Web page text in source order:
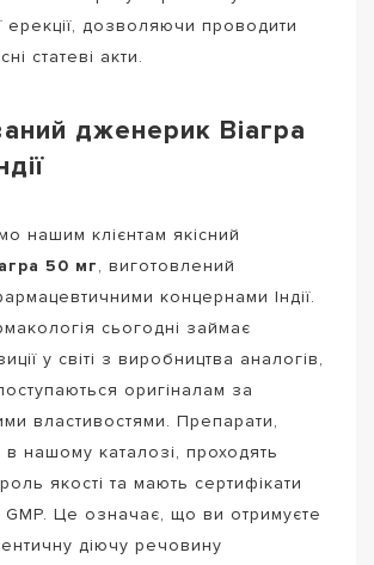
ерекції, дозволяючи проводити
статеві акти.
дженерик Віагра
нашим клієнтам якісний
50 мг, виготовлений
концернами Індії.
сьогодні займає
у світі з виробництва аналогів,
оригіналам за
властивостями. Препарати,
в нашому каталозі, проходять
якості та мають сертифікати
GMP. Це означає, що ви отримуєте
діючу речовину